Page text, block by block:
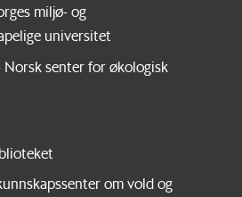
miljø- og
universitet
Norsk senter for økologisk
om vold og